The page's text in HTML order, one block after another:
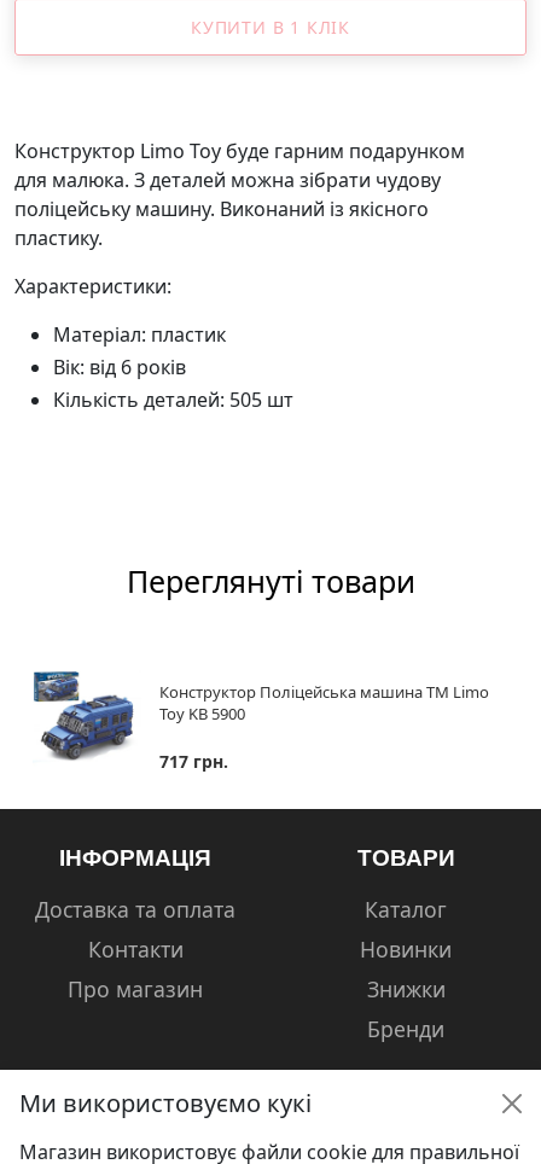
КУПИТИ В 1 КЛІК
Конструктор Limo Toy буде гарним подарунком
для малюка. З деталей можна зібрати чудову
поліцейську машину. Виконаний із якісного
пластику.
Характеристики:
Матеріал: пластик
Вік: від 6 років
Кількість деталей: 505 шт
Переглянуті товари
Конструктор Поліцейська машина ТМ Limo
Toy KB 5900
717 грн.
ІНФОРМАЦІЯ
Доставка та оплата
Контакти
Про магазин
ТОВАРИ
Каталог
Новинки
Знижки
Бренди
Ми використовуємо кукі
Магазин використовує файли cookie для правильної